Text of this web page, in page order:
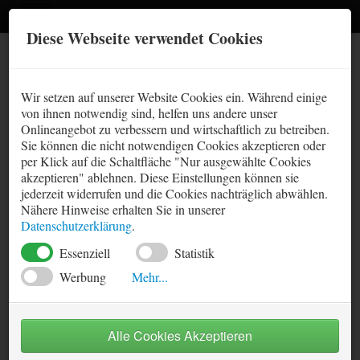
Diese Webseite verwendet Cookies
Wir setzen auf unserer Website Cookies ein. Während einige
von ihnen notwendig sind, helfen uns andere unser
Onlineangebot zu verbessern und wirtschaftlich zu betreiben.
Sie können die nicht notwendigen Cookies akzeptieren oder
per Klick auf die Schaltfläche "Nur ausgewählte Cookies
akzeptieren" ablehnen. Diese Einstellungen können sie
jederzeit widerrufen und die Cookies nachträglich abwählen.
Nähere Hinweise erhalten Sie in unserer
Datenschutzerklärung.
Essenziell
Statistik
Werbung
Mehr...
Essenzielle-Cookies ermöglichen grundlegende Funktionen
und sind für die einwandfreie Funktion der Website
Statistik-Cookies helfen zu verstehen, wie Besucher Webseiten
Alle Cookies Akzeptieren
Kontakt
Impressum
Links
Sitemap
Deutschland
1. Bundesliga
2. Bundesliga
International
England - Premier League
Spanien - Primera División
Prognose
Tabellen
Prognose Statistik
Prognose Statistik - Liga Zon Sagres
2 3 4 5 6 7